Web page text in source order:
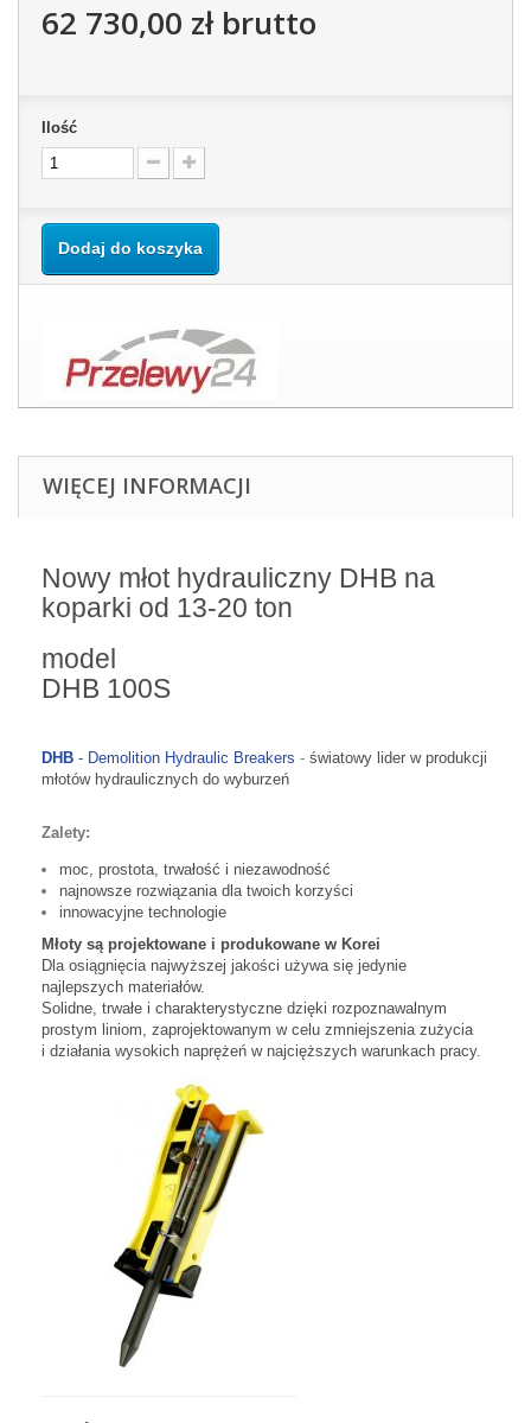
62 730,00 złbrutto
Ilość
Dodaj do koszyka
WIĘCEJ INFORMACJI
Nowy młot hydrauliczny DHB na
koparki od 13-20 ton
model
DHB 100S
DHB - Demolition Hydraulic Breakers - światowy lider w produkcji
młotów hydraulicznych do wyburzeń
Zalety:
moc, prostota, trwałość i niezawodność
najnowsze rozwiązania dla twoich korzyści
innowacyjne technologie
Młoty są projektowane i produkowane w Korei
Dla osiągnięcia najwyższej jakości używa się jedynie
najlepszych materiałów.
Solidne, trwałe i charakterystyczne dzięki rozpoznawalnym
prostym liniom, zaprojektowanym w celu zmniejszenia zużycia
i działania wysokich naprężeń w najcięższych warunkach pracy.